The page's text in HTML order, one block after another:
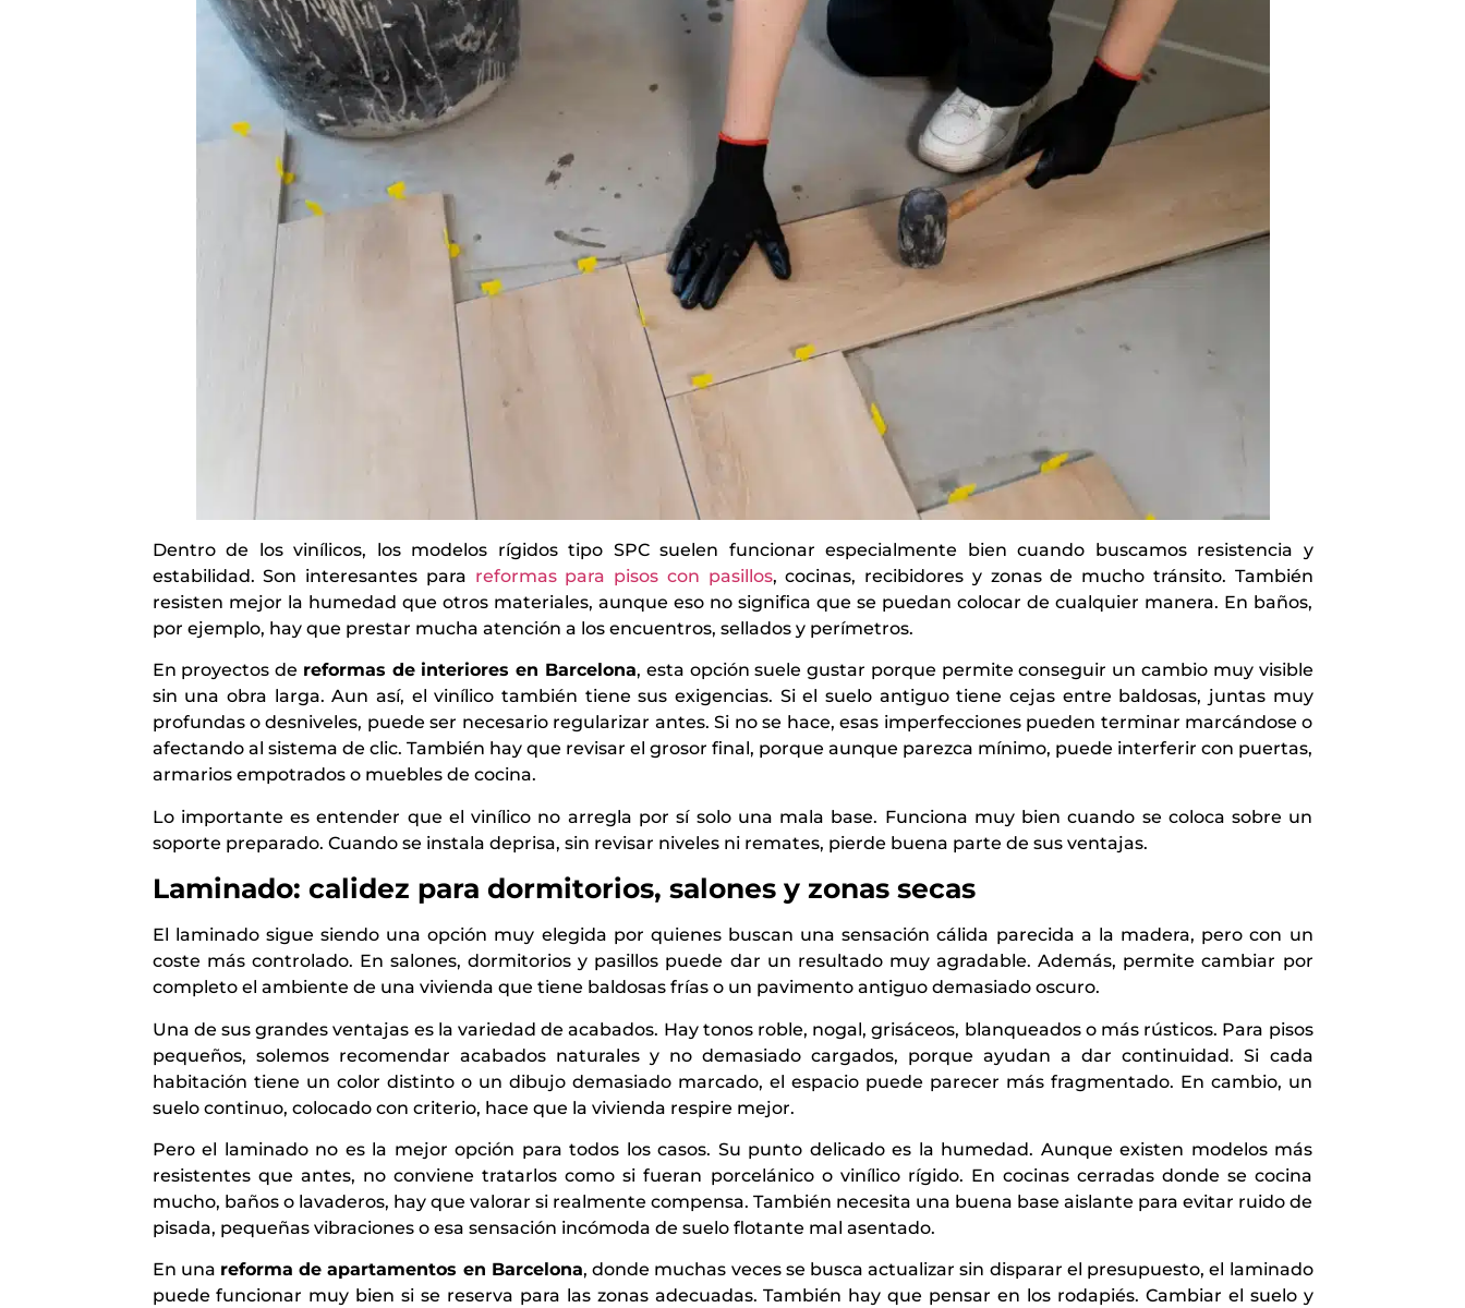
Dentro de los vinílicos, los modelos rígidos tipo SPC suelen funcionar especialmente bien cuando buscamos resistencia y
estabilidad. Son interesantes para reformas para pisos con pasillos, cocinas, recibidores y zonas de mucho tránsito. También
resisten mejor la humedad que otros materiales, aunque eso no significa que se puedan colocar de cualquier manera. En baños,
por ejemplo, hay que prestar mucha atención a los encuentros, sellados y perímetros.
En proyectos de reformas de interiores en Barcelona, esta opción suele gustar porque permite conseguir un cambio muy visible
sin una obra larga. Aun así, el vinílico también tiene sus exigencias. Si el suelo antiguo tiene cejas entre baldosas, juntas muy
profundas o desniveles, puede ser necesario regularizar antes. Si no se hace, esas imperfecciones pueden terminar marcándose o
afectando al sistema de clic. También hay que revisar el grosor final, porque aunque parezca mínimo, puede interferir con puertas,
armarios empotrados o muebles de cocina.
Lo importante es entender que el vinílico no arregla por sí solo una mala base. Funciona muy bien cuando se coloca sobre un
soporte preparado. Cuando se instala deprisa, sin revisar niveles ni remates, pierde buena parte de sus ventajas.
Laminado: calidez para dormitorios, salones y zonas secas
El laminado sigue siendo una opción muy elegida por quienes buscan una sensación cálida parecida a la madera, pero con un
coste más controlado. En salones, dormitorios y pasillos puede dar un resultado muy agradable. Además, permite cambiar por
completo el ambiente de una vivienda que tiene baldosas frías o un pavimento antiguo demasiado oscuro.
Una de sus grandes ventajas es la variedad de acabados. Hay tonos roble, nogal, grisáceos, blanqueados o más rústicos. Para pisos
pequeños, solemos recomendar acabados naturales y no demasiado cargados, porque ayudan a dar continuidad. Si cada
habitación tiene un color distinto o un dibujo demasiado marcado, el espacio puede parecer más fragmentado. En cambio, un
suelo continuo, colocado con criterio, hace que la vivienda respire mejor.
Pero el laminado no es la mejor opción para todos los casos. Su punto delicado es la humedad. Aunque existen modelos más
resistentes que antes, no conviene tratarlos como si fueran porcelánico o vinílico rígido. En cocinas cerradas donde se cocina
mucho, baños o lavaderos, hay que valorar si realmente compensa. También necesita una buena base aislante para evitar ruido de
pisada, pequeñas vibraciones o esa sensación incómoda de suelo flotante mal asentado.
En una reforma de apartamentos en Barcelona, donde muchas veces se busca actualizar sin disparar el presupuesto, el laminado
puede funcionar muy bien si se reserva para las zonas adecuadas. También hay que pensar en los rodapiés. Cambiar el suelo y